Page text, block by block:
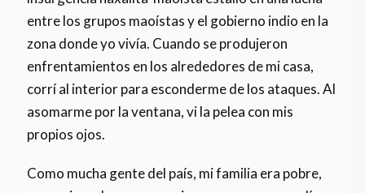
entre los grupos maoístas y el gobierno indio en la
zona donde yo vivía. Cuando se produjeron
enfrentamientos en los alrededores de mi casa,
corrí al interior para esconderme de los ataques. Al
asomarme por la ventana, vi la pelea con mis
propios ojos.
Como mucha gente del país, mi familia era pobre,